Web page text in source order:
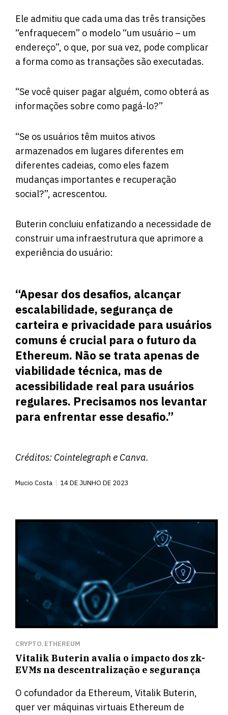
Ele admitiu que cada uma das três transições
“enfraquecem” o modelo “um usuário – um
endereço”, o que, por sua vez, pode complicar
a forma como as transações são executadas.
“Se você quiser pagar alguém, como obterá as
informações sobre como pagá-lo?”
“Se os usuários têm muitos ativos
armazenados em lugares diferentes em
diferentes cadeias, como eles fazem
mudanças importantes e recuperação
social?”, acrescentou.
Buterin concluiu enfatizando a necessidade de
construir uma infraestrutura que aprimore a
experiência do usuário:
“Apesar dos desafios, alcançar
escalabilidade, segurança de
carteira e privacidade para usuários
comuns é crucial para o futuro da
Ethereum. Não se trata apenas de
viabilidade técnica, mas de
acessibilidade real para usuários
regulares. Precisamos nos levantar
para enfrentar esse desafio.”
Créditos: Cointelegraph e Canva.
Mucio Costa 14 DE JUNHO DE 2023
CRYPTO, ETHEREUM
Vitalik Buterin avalia o impacto dos zk-
EVMs na descentralização e segurança
O cofundador da Ethereum, Vitalik Buterin,
quer ver máquinas virtuais Ethereum de